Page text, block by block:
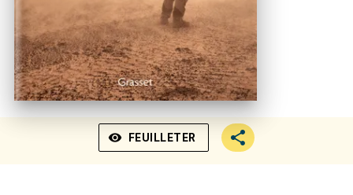
visibility FEUILLETER